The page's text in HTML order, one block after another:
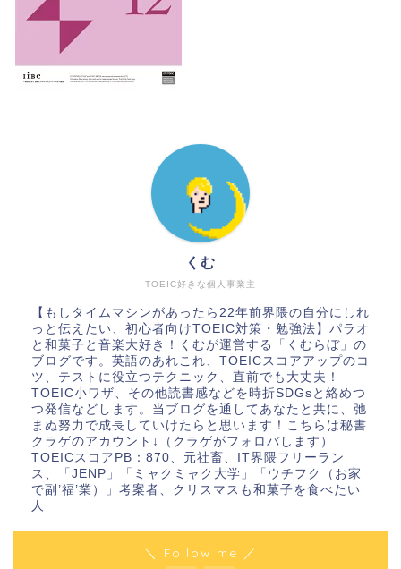
TOEIC好きな個人事業主
くむ
【もしタイムマシンがあったら22年前界隈の自分にしれ
っと伝えたい、初心者向けTOEIC対策・勉強法】パラオ
と和菓子と音楽大好き！くむが運営する「くむらぼ」の
ブログです。英語のあれこれ、TOEICスコアアップのコ
ツ、テストに役立つテクニック、直前でも大丈夫！
TOEIC小ワザ、その他読書感などを時折SDGsと絡めつ
つ発信などします。当ブログを通してあなたと共に、弛
まぬ努力で成長していけたらと思います！こちらは秘書
クラゲのアカウント↓（クラゲがフォロバします）
TOEICスコアPB：870、元社畜、IT界隈フリーラン
ス、「JENP」「ミャクミャク大学」「ウチフク（お家
で副’福’業）」考案者、クリスマスも和菓子を食べたい
人
＼ Follow me ／